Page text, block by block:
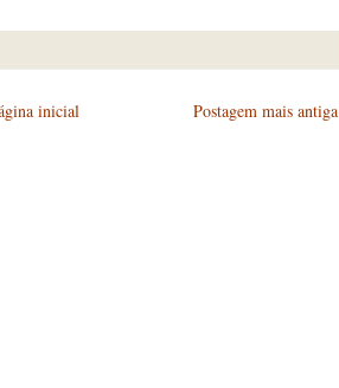
Postagem mais antiga
inicial